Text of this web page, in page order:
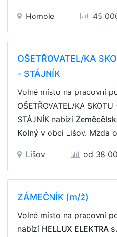
Homole 45
OŠETŘOVATEL/KA
- STÁJNÍK
Volné místo na pracovní
OŠETŘOVATEL/KA
STÁJNÍK nabízí
Kolný v obci Lišov. Mzda
Lišov od 38
ZÁMEČNÍK (m/ž)
Volné místo na pracovní
nabízí HELLUX ELEKTRA